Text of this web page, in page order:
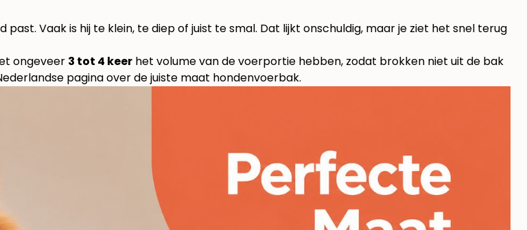
Vaak is hij te klein, te diep of juist te smal. Dat lijkt onschuldig, maar je ziet het snel terug
ongeveer 3 tot 4 keer het volume van de voerportie hebben, zodat brokken niet uit de bak
pagina over de juiste maat hondenvoerbak.